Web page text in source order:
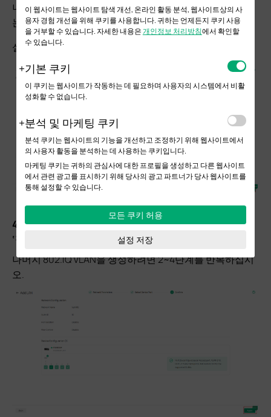
니다. 선택되지 않은 포트 중 트렁크 모드로 남아 있는 포트
는 VLAN을 Tagged 트래픽으로 자동으로 전송합니다.
설정이 완료되면
4단계.다음 페이지에서 VLAN 구성을 검토한 후 완료되면
‘적용’
나머지 802.1Q VLAN을 생성하려면 2~4단계를 반복하십시
오.
이 웹사이트는 웹사이트 탐색 개선, 온라인 활동 분석, 웹사이트상의 사
용자 경험 개선을 위해 쿠키를 사용합니다. 귀하는 언제든지 쿠키 사용
을 거부할 수 있습니다. 자세한 내용은개인정보 처리방침에서 확인할
수 있습니다.
기본 쿠키
이 쿠키는 웹사이트가 작동하는 데 필요하며 사용자의 시스템에서 비활
성화할 수 없습니다.
분석 및 마케팅 쿠키
분석 쿠키는 웹사이트의 기능을 개선하고 조정하기 위해 웹사이트에서
의 사용자 활동을 분석하는 데 사용하는 쿠키입니다.
마케팅 쿠키는 귀하의 관심사에 대한 프로필을 생성하고 다른 웹사이트
에서 관련 광고를 표시하기 위해 당사의 광고 파트너가 당사 웹사이트를
통해 설정할 수 있습니다.
모든 쿠키 허용
설정 저장